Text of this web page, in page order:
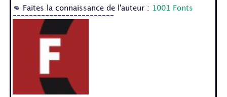
👊 Faites la connaissance de l'auteur : 1001 Fonts
-------------------------